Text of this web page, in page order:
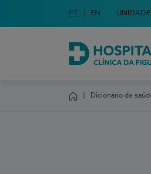
Escolha o seu idioma
Idioma em Português
PT English
EN
Hospital da Luz
Dicionário de